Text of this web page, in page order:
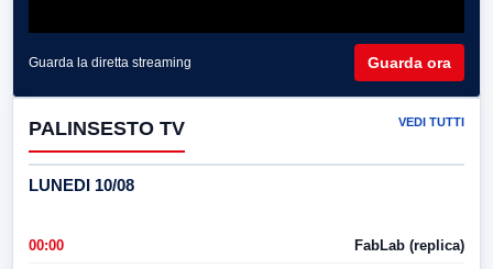
Guarda la diretta streaming Guarda ora
PALINSESTO TV VEDI TUTTI
LUNEDI 10/08
00:00 FabLab (replica)